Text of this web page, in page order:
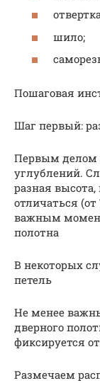
шило;
Пошаговая
Шаг первый:
Первым делом
углублений.
разная высота,
отличаться
важным
полотна
В некоторых
петель
Не менее
дверного
фиксируется
Размечаем